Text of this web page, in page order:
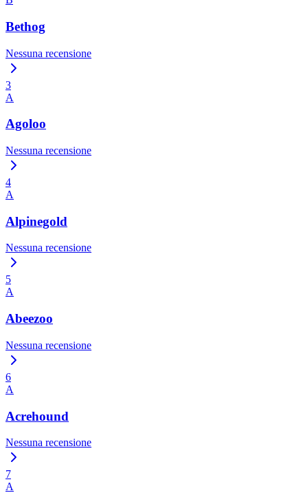
Bethog
Nessuna recensione
3
A
Agoloo
Nessuna recensione
4
A
Alpinegold
Nessuna recensione
5
A
Abeezoo
Nessuna recensione
6
A
Acrehound
Nessuna recensione
7
A